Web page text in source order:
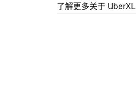
了解更多关于